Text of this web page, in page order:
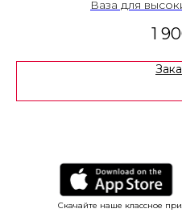
Ваза для
1
Скачайте наше классное